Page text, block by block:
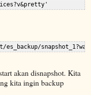
akan disnapshot. Kita
kita ingin backup